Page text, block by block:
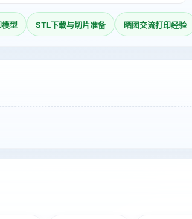
模型 STL下载与切片准备 晒图交流打印经验